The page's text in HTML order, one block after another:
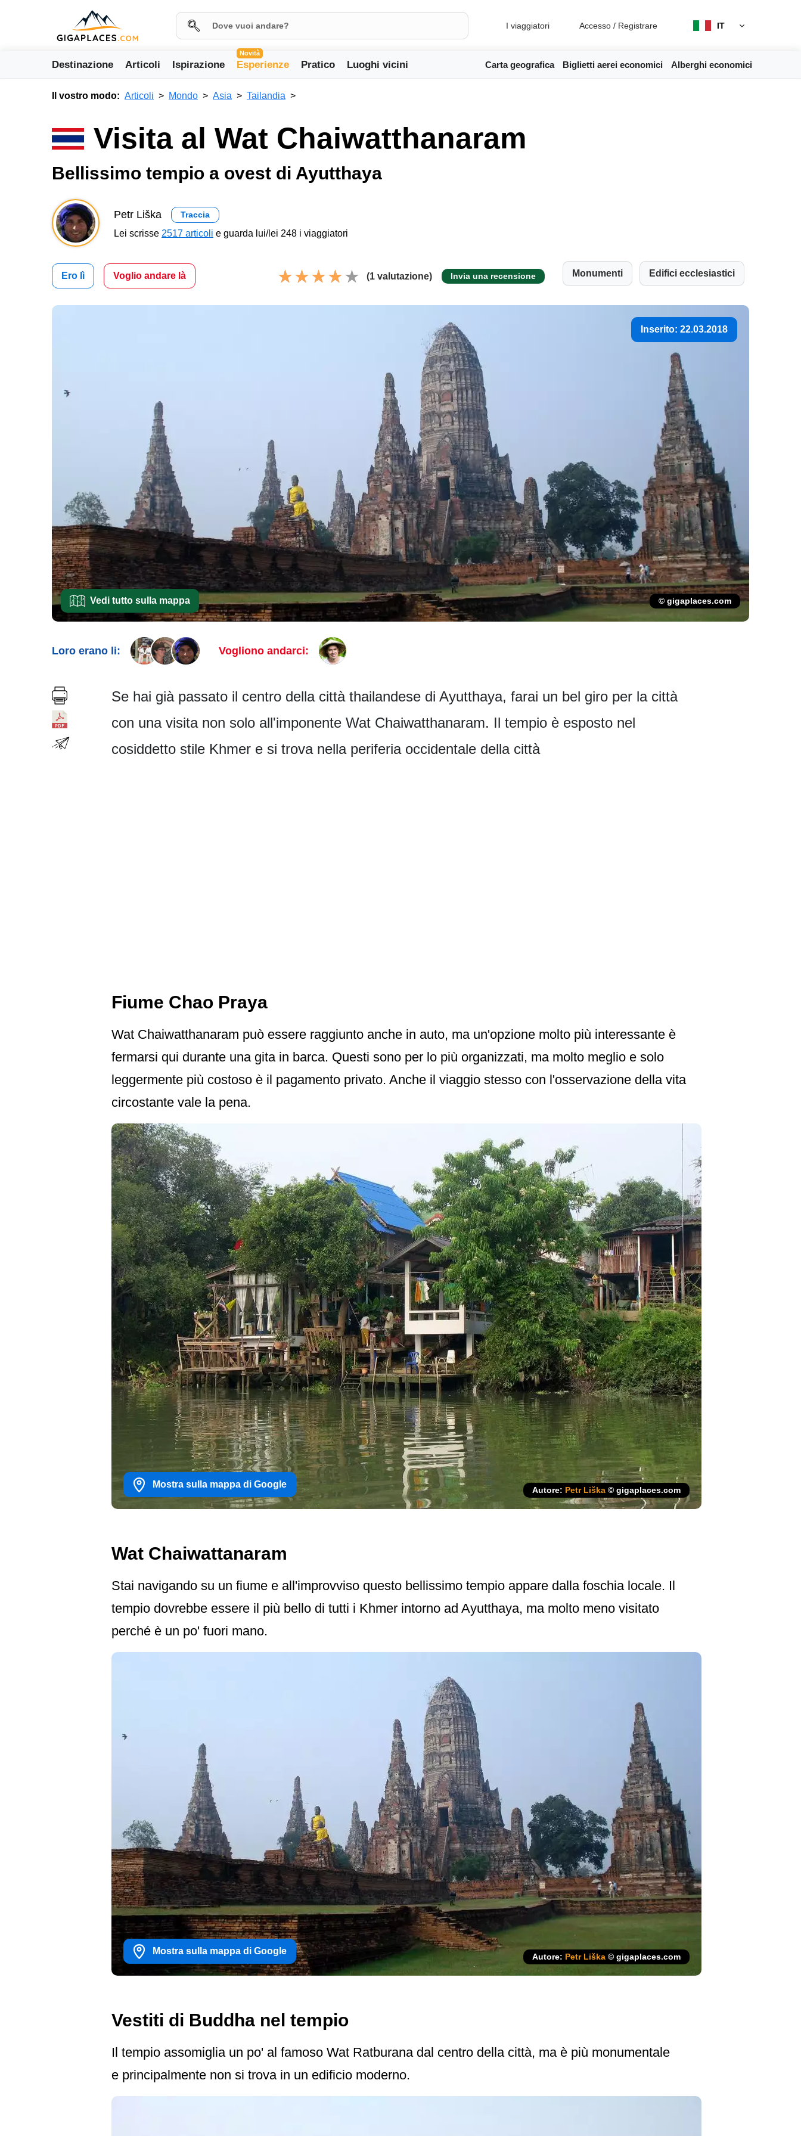
I viaggiatori Accesso / Registrare IT
Destinazione Articoli Ispirazione
Novità
Esperienze Pratico Luoghi vicini Carta geografica Biglietti aerei economici Alberghi economici
Il vostro modo: Articoli Mondo Asia Tailandia
Visita al Wat Chaiwatthanaram
Bellissimo tempio a ovest di Ayutthaya
Petr Liška Traccia
Lei scrisse 2517 articoli e guarda lui/lei 248 i viaggiatori
Ero lì Voglio andare là (1 valutazione) Invia una recensione Monumenti Edifici ecclesiastici
Inserito: 22.03.2018
Vedi tutto sulla mappa © gigaplaces.com
Loro erano li: Vogliono andarci:
Se hai già passato il centro della città thailandese di Ayutthaya, farai un bel giro per la città
con una visita non solo all'imponente Wat Chaiwatthanaram. Il tempio è esposto nel
cosiddetto stile Khmer e si trova nella periferia occidentale della città
Fiume Chao Praya
Wat Chaiwatthanaram può essere raggiunto anche in auto, ma un'opzione molto più interessante è
fermarsi qui durante una gita in barca. Questi sono per lo più organizzati, ma molto meglio e solo
leggermente più costoso è il pagamento privato. Anche il viaggio stesso con l'osservazione della vita
circostante vale la pena.
Mostra sulla mappa di Google
Autore: Petr Liška © gigaplaces.com
Wat Chaiwattanaram
Stai navigando su un fiume e all'improvviso questo bellissimo tempio appare dalla foschia locale. Il
tempio dovrebbe essere il più bello di tutti i Khmer intorno ad Ayutthaya, ma molto meno visitato
perché è un po' fuori mano.
Mostra sulla mappa di Google
Autore: Petr Liška © gigaplaces.com
Vestiti di Buddha nel tempio
Il tempio assomiglia un po' al famoso Wat Ratburana dal centro della città, ma è più monumentale
e principalmente non si trova in un edificio moderno.